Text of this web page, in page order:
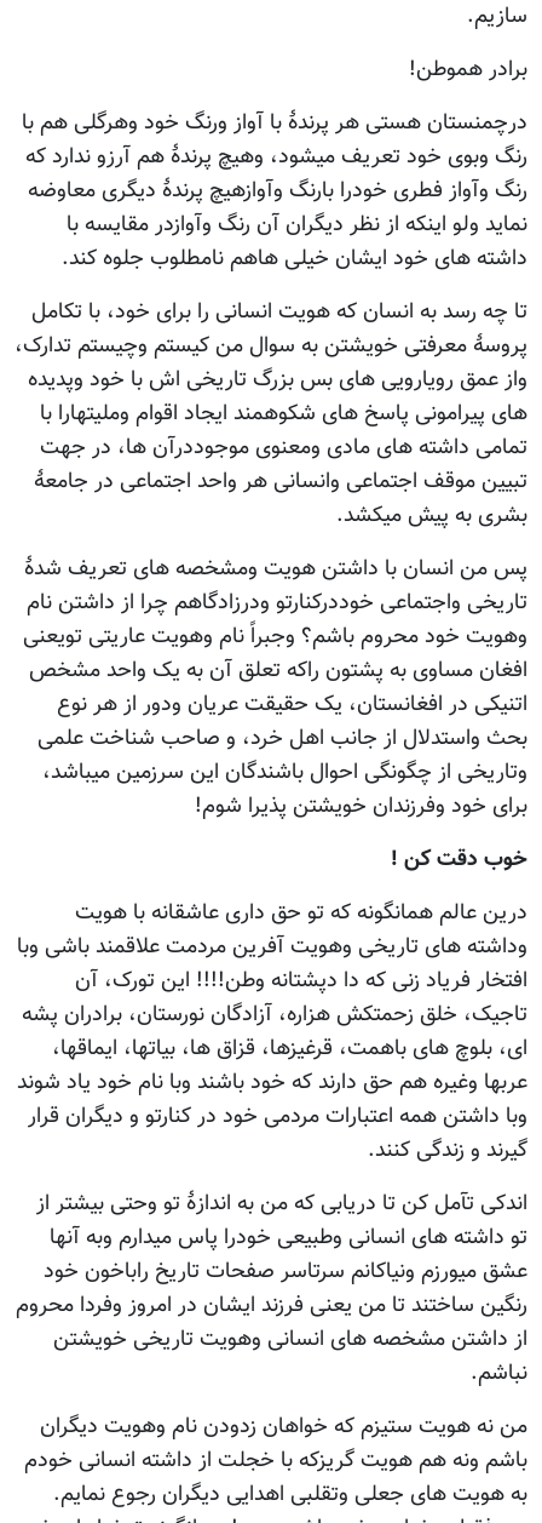
هستی هر پرندۀ با آواز ورنگ خود وهرگلی هم با
خود تعریف میشود، وهیچ پرندۀ هم آرزو ندارد که
فطری خودرا بارنگ وآوازهیچ پرندۀ دیگری معاوضه
اینکه از نظر دیگران آن رنگ وآوازدر مقایسه با
های خود ایشان خیلی هاهم نامطلوب جلوه کند.
به انسان که هویت انسانی را برای خود، با تکامل
معرفتی خویشتن به سوال من کیستم وچیستم تدارک،
رویارویی های بس بزرگ تاریخی اش با خود وپدیده
پاسخ های شکوهمند ایجاد اقوام وملیتهارا با
داشته های مادی ومعنوی موجوددرآن ها، در جهت
اجتماعی وانسانی هر واحد اجتماعی در جامعۀ
پیش میکشد.
انسان با داشتن هویت ومشخصه های تعریف شدۀ
واجتماعی خوددرکنارتو ودرزادگاهم چرا از داشتن نام
محروم باشم؟ وجبراً نام وهویت عاریتی تویعنی
مساوی به پشتون راکه تعلق آن به یک واحد مشخص
در افغانستان، یک حقیقت عریان ودور از هر نوع
از جانب اهل خرد، و صاحب شناخت علمی
از چگونگی احوال باشندگان این سرزمین میباشد،
وفرزندان خویشتن پذیرا شوم!
کن !
همانگونه که تو حق داری عاشقانه با هویت
های تاریخی وهویت آفرین مردمت علاقمند باشی وبا
فریاد زنی که دا دپشتانه وطن!!!! این تورک، آن
خلق زحمتکش هزاره، آزادگان نورستان، برادران پشه
های باهمت، قرغیزها، قزاق ها، بیاتها، ایماقها،
هم حق دارند که خود باشند وبا نام خود یاد شوند
همه اعتبارات مردمی خود در کنارتو و دیگران قرار
زندگی کنند.
کن تا دریابی که من به اندازۀ تو وحتی بیشتر از
های انسانی وطبیعی خودرا پاس میدارم وبه آنها
ونیاکانم سرتاسر صفحات تاریخ راباخون خود
تا من یعنی فرزند ایشان در امروز وفردا محروم
مشخصه های انسانی وهویت تاریخی خویشتن
ستیزم که خواهان زدودن نام وهویت دیگران
هم هویت گریزکه با خجلت از داشته انسانی خودم
های جعلی وتقلبی اهدایی دیگران رجوع نمایم.